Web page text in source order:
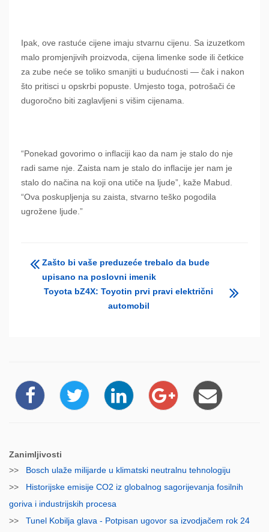
Ipak, ove rastuće cijene imaju stvarnu cijenu. Sa izuzetkom
malo promjenjivih proizvoda, cijena limenke sode ili četkice
za zube neće se toliko smanjiti u budućnosti — čak i nakon
što pritisci u opskrbi popuste. Umjesto toga, potrošači će
dugoročno biti zaglavljeni s višim cijenama.
“Ponekad govorimo o inflaciji kao da nam je stalo do nje
radi same nje. Zaista nam je stalo do inflacije jer nam je
stalo do načina na koji ona utiče na ljude”, kaže Mabud.
“Ova poskupljenja su zaista, stvarno teško pogodila
ugrožene ljude.”
Zašto bi vaše preduzeće trebalo da bude
upisano na poslovni imenik
Toyota bZ4X: Toyotin prvi pravi električni
automobil
Zanimljivosti
>> Bosch ulaže milijarde u klimatski neutralnu tehnologiju
>> Historijske emisije CO2 iz globalnog sagorijevanja fosilnih
goriva i industrijskih procesa
>> Tunel Kobilja glava - Potpisan ugovor sa izvodjačem rok 24